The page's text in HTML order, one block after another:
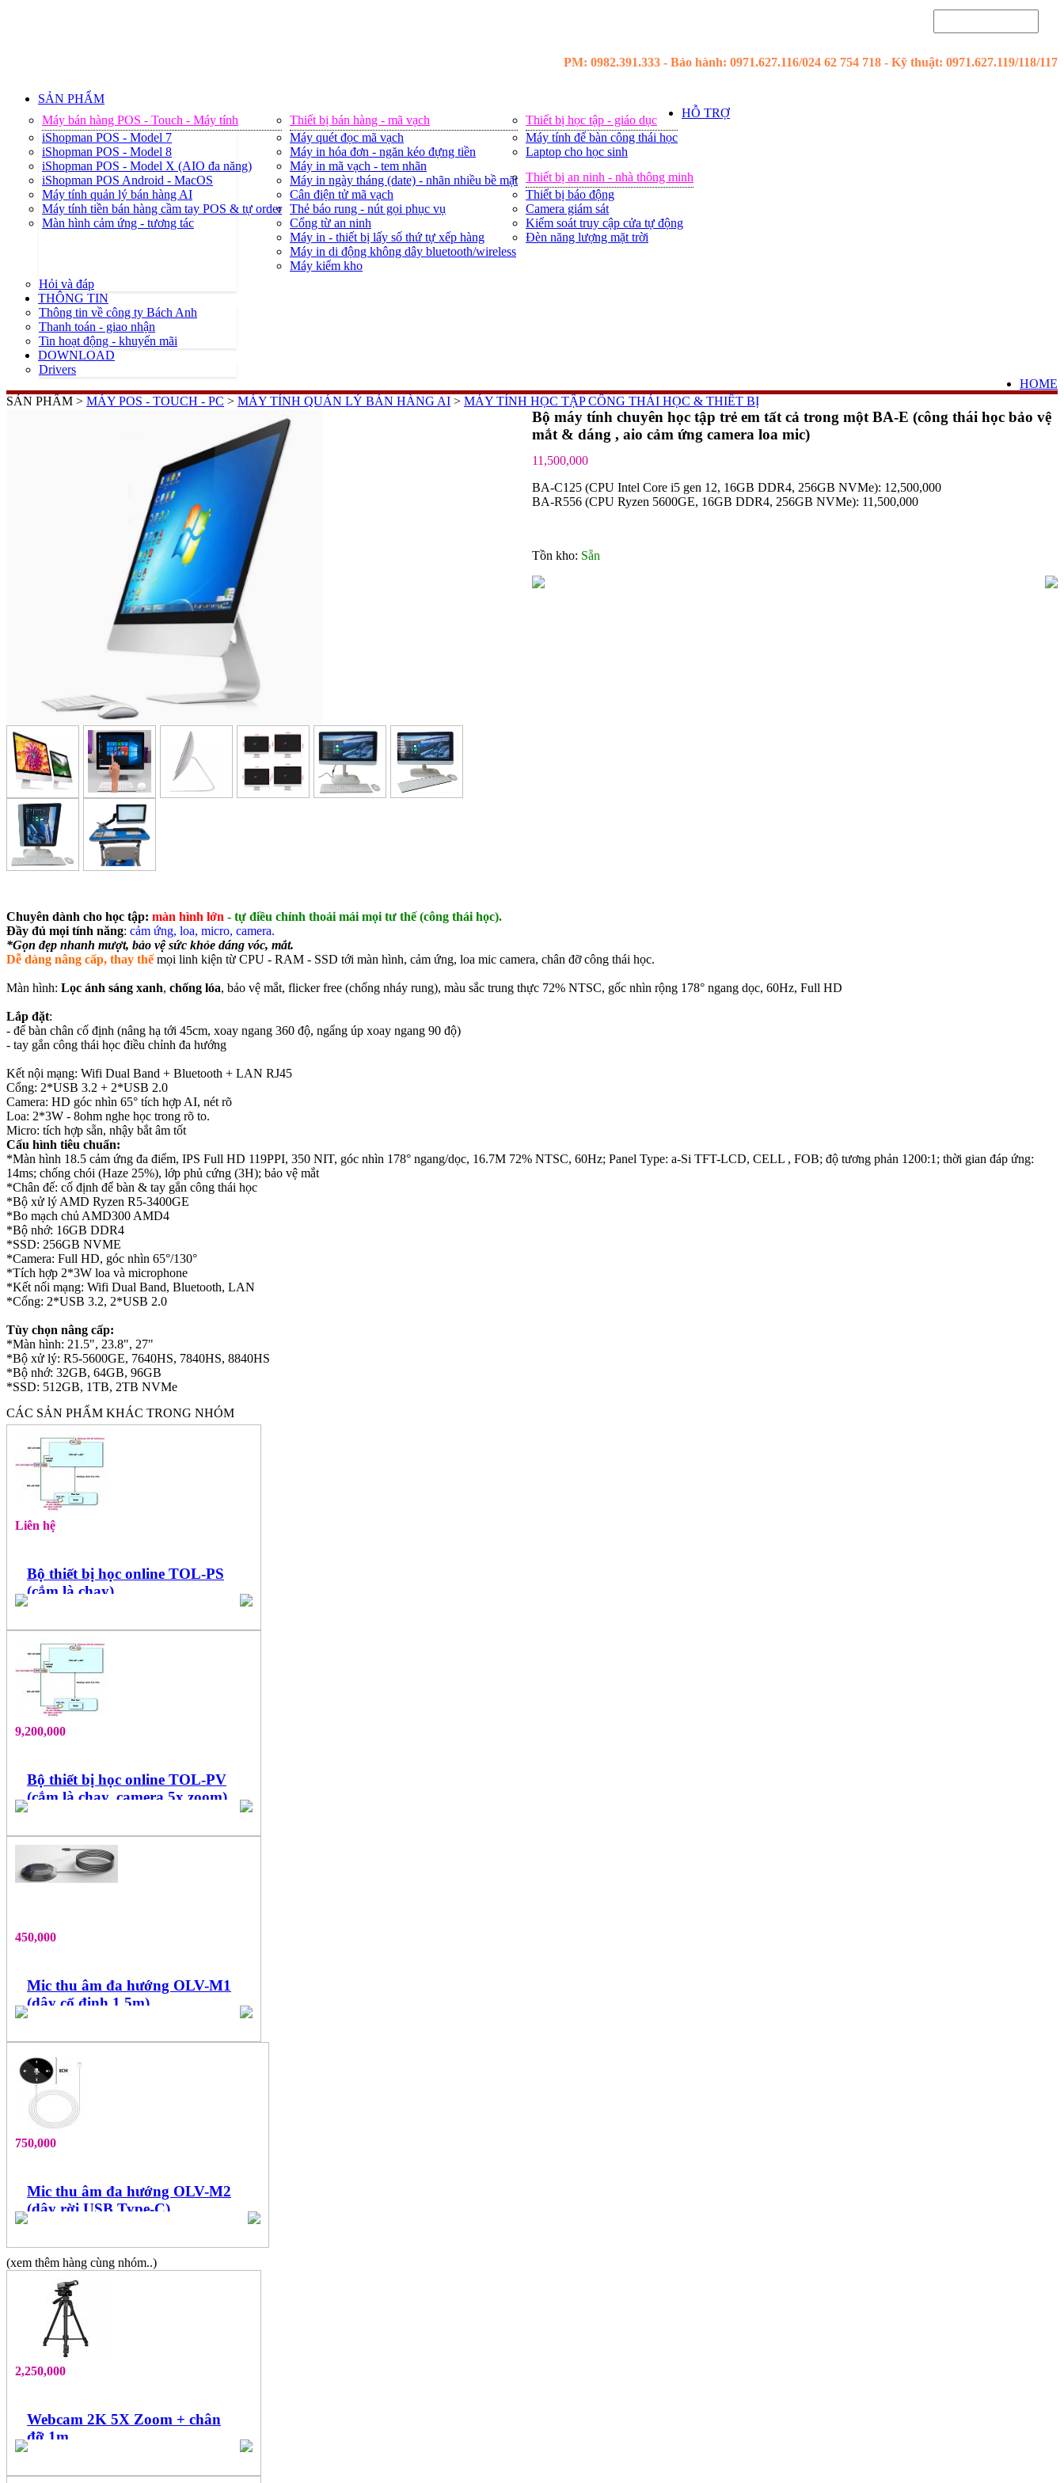
PM: 0982.391.333 - Bảo hành: 0971.627.116/024 62 754 718 - Kỹ thuật: 0971.627.119/118/117
SẢN PHẨM
Máy bán hàng POS - Touch - Máy tính
iShopman POS - Model 7
iShopman POS - Model 8
iShopman POS - Model X (AIO đa năng)
iShopman POS Android - MacOS
Máy tính quản lý bán hàng AI
Máy tính tiền bán hàng cầm tay POS & tự order
Màn hình cảm ứng - tương tác
Thiết bị bán hàng - mã vạch
Máy quét đọc mã vạch
Máy in hóa đơn - ngăn kéo đựng tiền
Máy in mã vạch - tem nhãn
Máy in ngày tháng (date) - nhãn nhiều bề mặt
Cân điện tử mã vạch
Thẻ báo rung - nút gọi phục vụ
Cổng từ an ninh
Máy in - thiết bị lấy số thứ tự xếp hàng
Máy in di động không dây bluetooth/wireless
Máy kiểm kho
Thiết bị học tập - giáo dục
Máy tính để bàn công thái học
Laptop cho học sinh
Thiết bị an ninh - nhà thông minh
Thiết bị báo động
Camera giám sát
Kiểm soát truy cập cửa tự động
Đèn năng lượng mặt trời
HỖ TRỢ
Hỏi và đáp
THÔNG TIN
Thông tin về công ty Bách Anh
Thanh toán - giao nhận
Tin hoạt động - khuyến mãi
DOWNLOAD
Drivers
HOME
SẢN PHẨM > MÁY POS - TOUCH - PC > MÁY TÍNH QUẢN LÝ BÁN HÀNG AI > MÁY TÍNH HỌC TẬP CÔNG THÁI HỌC & THIẾT BỊ
Bộ máy tính chuyên học tập trẻ em tất cả trong một BA-E (công thái học bảo vệ
mắt & dáng , aio cảm ứng camera loa mic)
11,500,000
BA-C125 (CPU Intel Core i5 gen 12, 16GB DDR4, 256GB NVMe): 12,500,000
BA-R556 (CPU Ryzen 5600GE, 16GB DDR4, 256GB NVMe): 11,500,000
Tồn kho: Sẵn
Chuyên dành cho học tập: màn hình lớn - tự điều chỉnh thoải mái mọi tư thế (công thái học).
Đầy đủ mọi tính năng: cảm ứng, loa, micro, camera.
*Gọn đẹp nhanh mượt, bảo vệ sức khỏe dáng vóc, mắt.
Dễ dàng nâng cấp, thay thế mọi linh kiện từ CPU - RAM - SSD tới màn hình, cảm ứng, loa mic camera, chân đỡ công thái học.
Màn hình: Lọc ánh sáng xanh, chống lóa, bảo vệ mắt, flicker free (chống nháy rung), màu sắc trung thực 72% NTSC, gốc nhìn rộng 178° ngang dọc, 60Hz, Full HD
Lắp đặt:
- để bàn chân cố định (nâng hạ tới 45cm, xoay ngang 360 độ, ngẩng úp xoay ngang 90 độ)
- tay gắn công thái học điều chỉnh đa hướng
Kết nội mạng: Wifi Dual Band + Bluetooth + LAN RJ45
Cổng: 2*USB 3.2 + 2*USB 2.0
Camera: HD góc nhìn 65° tích hợp AI, nét rõ
Loa: 2*3W - 8ohm nghe học trong rõ to.
Micro: tích hợp sẵn, nhậy bắt âm tốt
Cấu hình tiêu chuẩn:
*Màn hình 18.5 cảm ứng đa điểm, IPS Full HD 119PPI, 350 NIT, góc nhìn 178° ngang/dọc, 16.7M 72% NTSC, 60Hz; Panel Type: a-Si TFT-LCD, CELL , FOB; độ tương phản 1200:1; thời gian đáp ứng:
14ms; chống chói (Haze 25%), lớp phủ cứng (3H); bảo vệ mắt
*Chân đế: cố định để bàn & tay gắn công thái học
*Bộ xử lý AMD Ryzen R5-3400GE
*Bo mạch chủ AMD300 AMD4
*Bộ nhớ: 16GB DDR4
*SSD: 256GB NVME
*Camera: Full HD, góc nhìn 65°/130°
*Tích hợp 2*3W loa và microphone
*Kết nối mạng: Wifi Dual Band, Bluetooth, LAN
*Cổng: 2*USB 3.2, 2*USB 2.0
Tùy chọn nâng cấp:
*Màn hình: 21.5", 23.8", 27"
*Bộ xử lý: R5-5600GE, 7640HS, 7840HS, 8840HS
*Bộ nhớ: 32GB, 64GB, 96GB
*SSD: 512GB, 1TB, 2TB NVMe
CÁC SẢN PHẨM KHÁC TRONG NHÓM
Liên hệ
Bộ thiết bị học online TOL-PS
(cắm là chạy)
9,200,000
Bộ thiết bị học online TOL-PV
(cắm là chạy, camera 5x zoom)
450,000
Mic thu âm đa hướng OLV-M1
(dây cố định 1,5m)
750,000
Mic thu âm đa hướng OLV-M2
(dây rời USB Type-C)
(xem thêm hàng cùng nhóm..)
2,250,000
Webcam 2K 5X Zoom + chân
đỡ 1m